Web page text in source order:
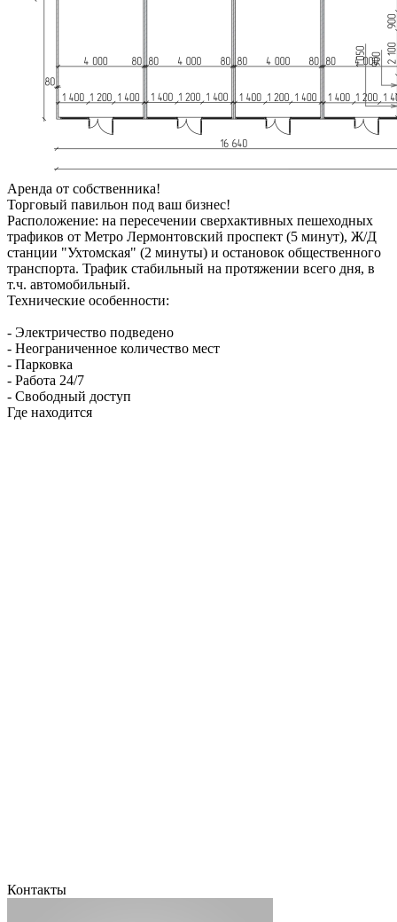
Аренда от собственника!
Торговый павильон под ваш бизнес!
Расположение: на пересечении сверхактивных пешеходных
трафиков от Метро Лермонтовский проспект (5 минут), Ж/Д
станции "Ухтомская" (2 минуты) и остановок общественного
транспорта. Трафик стабильный на протяжении всего дня, в
т.ч. автомобильный.
Технические особенности:
- Электричество подведено
- Неограниченное количество мест
- Парковка
- Работа 24/7
- Свободный доступ
Где находится
Контакты